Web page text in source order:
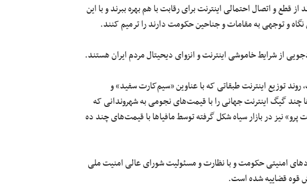
و اتصال احتمالی اینترنت برای رقابت با هم بهره ببرند و با این
و توجهی به مقامات و جناحین حکومت دارند را ترمیم کنند.
از شرایط خاموشی اینترنت و انزوای دیحیتال مردم ایران هستند.
توزیع اینترنت طبقاتی که با عناوین «سیم‌کارت سفید» و
چند گیگ اینترنت جهانی را با قیمت‌های نجومی به شهروندانی که
نیز در بازار سیاه شکل گرفته توسط مافیاها با قیمت‌های چند ده
امنیتی حکومت و با نظارت و مسئولیت شورای عالی امنیت ملی
قوه قضاییه شده است.